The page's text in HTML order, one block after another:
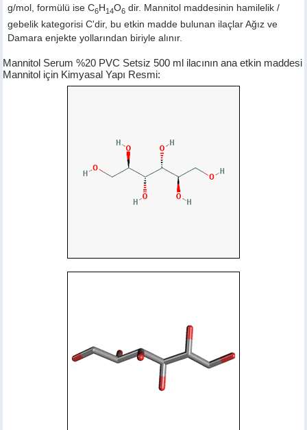
g/mol, formülü ise C6H 14O6 dir. Mannitol maddesinin hamilelik /
gebelik kategorisi C'dir, bu etkin madde bulunan ilaçlar Ağız ve
Damara enjekte yollarından biriyle alınır.
Mannitol Serum %20 PVC Setsiz 500 ml ilacının ana etkin maddesi
Mannitol için Kimyasal Yapı Resmi: